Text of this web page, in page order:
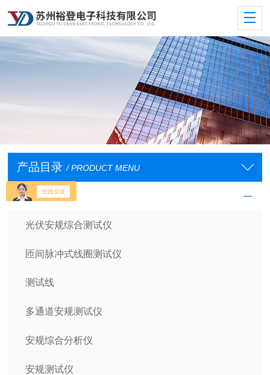
产品目录 / PRODUCT MENU
安规测试仪
光伏安规综合测试仪
匝间脉冲式线圈测试仪
测试线
多通道安规测试仪
安规综合分析仪
安规测试仪